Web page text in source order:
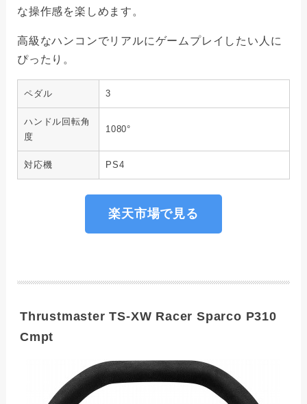
な操作感を楽しめます。
高級なハンコンでリアルにゲームプレイしたい人に
ぴったり。
ペダル 3
ハンドル回転角
度
1080°
対応機 PS4
楽天市場で見る
Thrustmaster TS-XW Racer Sparco P310
Cmpt